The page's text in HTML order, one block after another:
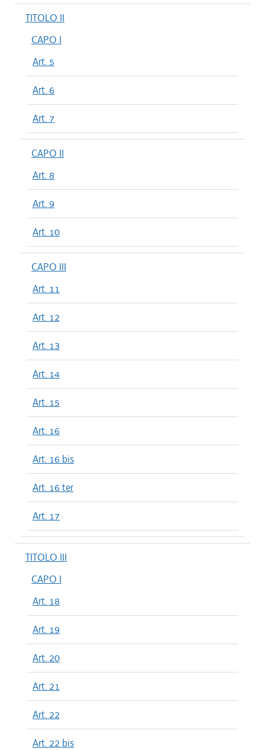
TITOLO II
CAPO I
Art. 5
Art. 6
Art. 7
CAPO II
Art. 8
Art. 9
Art. 10
CAPO III
Art. 11
Art. 12
Art. 13
Art. 14
Art. 15
Art. 16
Art. 16 bis
Art. 16 ter
Art. 17
TITOLO III
CAPO I
Art. 18
Art. 19
Art. 20
Art. 21
Art. 22
Art. 22 bis